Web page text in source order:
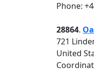
Phone:
28864.
721
United